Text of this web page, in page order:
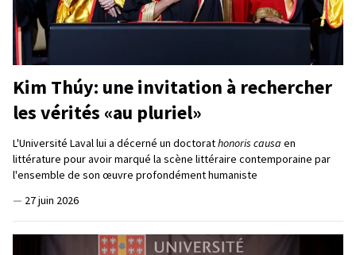
Kim Thúy: une invitation à rechercher
les vérités «au pluriel»
L'Université Laval lui a décerné un doctorathonoris causa en
littérature pour avoir marqué la scène littéraire contemporaine par
l'ensemble de son œuvre profondément humaniste
— 27 juin 2026